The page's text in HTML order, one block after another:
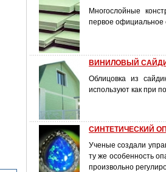
Многослойные
первое официальное
ВИНИЛОВЫЙ
Облицовка из
используют как при
СИНТЕТИЧЕСКИЙ
Ученые создали
ту же особенность
произвольно